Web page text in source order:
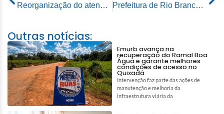
Reorganização do atendimento pediátrico amplia acesso de crianças à rede municipal de saúde em Rio Branco
Prefeitura de Rio Branco garante assistência integral a famílias afetadas pela alagação
Outras notícias:
Emurb avança na
recuperação do Ramal Boa
Água e garante melhores
condições de acesso no
Quixadá
Intervenção faz parte das ações de
manutenção e melhoria da
infraestrutura viária da